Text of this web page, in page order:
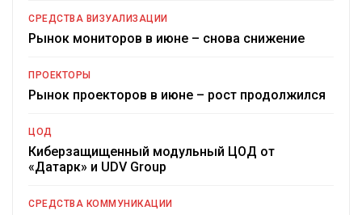
СРЕДСТВА ВИЗУАЛИЗАЦИИ
Рынок мониторов в июне – снова снижение
ПРОЕКТОРЫ
Рынок проекторов в июне – рост продолжился
ЦОД
Киберзащищенный модульный ЦОД от
«Датарк» и UDV Group
СРЕДСТВА КОММУНИКАЦИИ